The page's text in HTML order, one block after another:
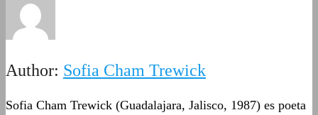
Author: Sofia Cham Trewick
Sofia Cham Trewick (Guadalajara, Jalisco, 1987) es poeta